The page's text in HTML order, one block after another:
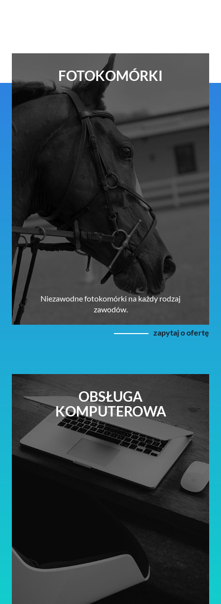
FOTOKOMÓRKI
Niezawodne fotokomórki na każdy rodzaj
zawodów.
zapytaj o ofertę
OBSŁUGA
KOMPUTEROWA